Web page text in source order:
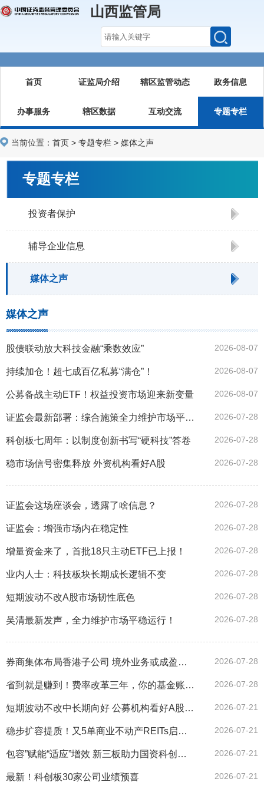
山西监管局
首页 证监局介绍 辖区监管动态 政务信息
办事服务 辖区数据 互动交流 专题专栏
当前位置： 首页 > 专题专栏 > 媒体之声
专题专栏
投资者保护
辅导企业信息
媒体之声
媒体之声
股债联动放大科技金融“乘数效应” 2026-08-07
持续加仓！超七成百亿私募“满仓”！ 2026-08-07
公募备战主动ETF！权益投资市场迎来新变量 2026-08-07
证监会最新部署：综合施策全力维护市场平稳运行 2026-07-28
科创板七周年：以制度创新书写“硬科技”答卷 2026-07-28
稳市场信号密集释放 外资机构看好A股 2026-07-28
证监会这场座谈会，透露了啥信息？ 2026-07-28
证监会：增强市场内在稳定性 2026-07-28
增量资金来了，首批18只主动ETF已上报！ 2026-07-28
业内人士：科技板块长期成长逻辑不变 2026-07-28
短期波动不改A股市场韧性底色 2026-07-28
吴清最新发声，全力维护市场平稳运行！ 2026-07-28
券商集体布局香港子公司 境外业务或成盈利新王牌 2026-07-28
省到就是赚到！费率改革三年，你的基金账单变了吗？ 2026-07-28
短期波动不改中长期向好 公募机构看好A股结构性机会 2026-07-21
稳步扩容提质！又5单商业不动产REITs启动询价！ 2026-07-21
包容”赋能“适应”增效 新三板助力国资科创资本蝶变 2026-07-21
最新！科创板30家公司业绩预喜 2026-07-21